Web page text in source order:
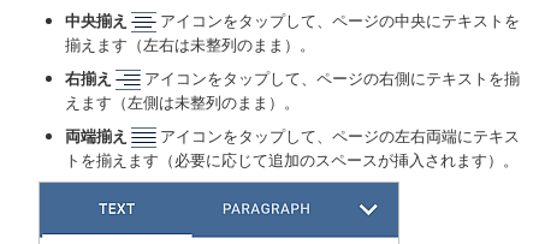
中央揃え
アイコンをタップして、ページの中央にテキストを
揃えます（左右は未整列のまま）。
右揃え
アイコンをタップして、ページの右側にテキストを揃
えます（左側は未整列のまま）。
両端揃え
アイコンをタップして、ページの左右両端にテキス
トを揃えます（必要に応じて追加のスペースが挿入されます）。